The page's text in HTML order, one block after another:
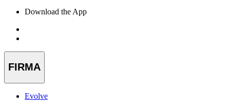
Download the App
FIRMA
Evolve